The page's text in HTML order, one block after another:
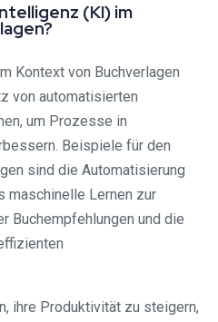
(KI) im
Kontext von Buchverlagen
von automatisierten
um Prozesse in
Beispiele für den
sind die Automatisierung
maschinelle Lernen zur
Buchempfehlungen und die
ihre Produktivität zu steigern,